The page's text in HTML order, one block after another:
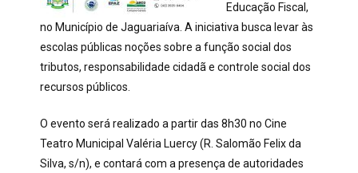
Educação Fiscal,
no Município de Jaguariaíva. A iniciativa busca levar às
escolas públicas noções sobre a função social dos
tributos, responsabilidade cidadã e controle social dos
recursos públicos.
O evento será realizado a partir das 8h30 no Cine
Teatro Municipal Valéria Luercy (R. Salomão Felix da
Silva, s/n), e contará com a presença de autoridades